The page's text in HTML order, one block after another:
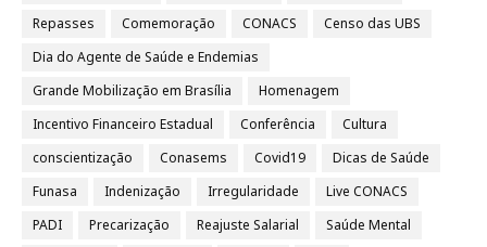
Repasses
Comemoração CONACS
Censo das UBS
Dia do Agente de Saúde e Endemias
Grande Mobilização em Brasília
Homenagem
Incentivo Financeiro Estadual
Conferência
Cultura
conscientização
Conasems Covid19
Dicas de Saúde
Funasa
Indenização Irregularidade
Live CONACS
PADI
Precarização Reajuste Salarial
Saúde Mental